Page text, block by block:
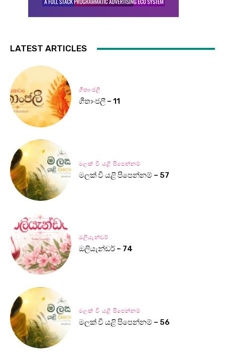
LATEST ARTICLES
ගීතාංජලී
ගීතාංජලී – 11
මලක් වී යළි පිපෙන්නම්
මලක් වී යළි පිපෙන්නම් – 57
ඔලියැන්ඩර්
ඔලියැන්ඩර් – 74
මලක් වී යළි පිපෙන්නම්
මලක් වී යළි පිපෙන්නම් – 56